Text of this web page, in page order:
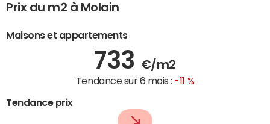
Prix du m2 à Molain
Maisons et appartements
733 €/m2
Tendance sur 6 mois : -11 %
Tendance prix